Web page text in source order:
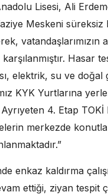
Lisesi, Ali
Meskeni süreksiz
vatandaşlarımızın
Hasar
elektrik, su ve doğal
KYK Yurtlarına
Ayrıyeten 4. Etap
merkezde
enkaz kaldırma
ettiği, ziyan tespit